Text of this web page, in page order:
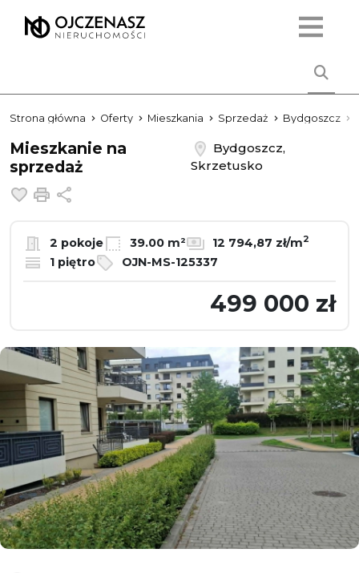
Strona główna Oferty Mieszkania Sprzedaż Bydgoszcz
Mieszkanie na
sprzedaż
Bydgoszcz,
Skrzetusko
Dodaj do ulubionych
Drukuj
2 pokoje 39.00 m² 12 794,87 zł/m2
1 piętro OJN-MS-125337
499 000 zł